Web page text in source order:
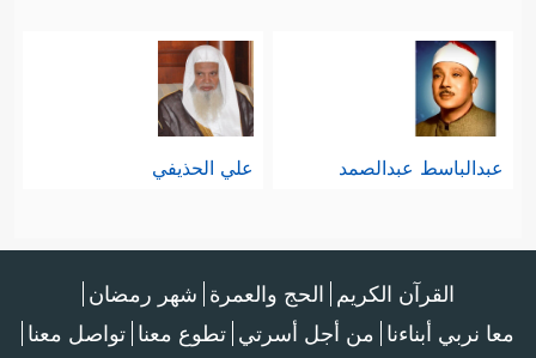
عبدالباسط عبدالصمد علي الحذيفي
القرآن الكريم الحج والعمرة شهر رمضان
معا نربي أبناءنا من أجل أسرتي تطوع معنا تواصل معنا